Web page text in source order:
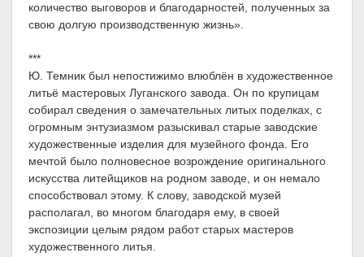
количество выговоров и благодарностей, полученных за
свою долгую производственную жизнь».
***
Ю. Темник был непостижимо влюблён в художественное
литьё мастеровых Луганского завода. Он по крупицам
собирал сведения о замечательных литых поделках, с
огромным энтузиазмом разыскивал старые заводские
художественные изделия для музейного фонда. Его
мечтой было полновесное возрождение оригинального
искусства литейщиков на родном заводе, и он немало
способствовал этому. К слову, заводской музей
располагал, во многом благодаря ему, в своей
экспозиции целым рядом работ старых мастеров
художественного литья.